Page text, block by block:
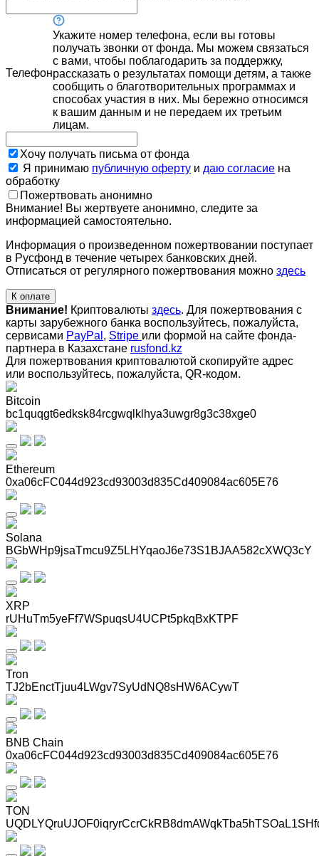
Телефон
Укажите номер телефона, если вы готовы
получать звонки от фонда. Мы можем связаться
с вами, чтобы поблагодарить за поддержку,
рассказать о результатах помощи детям, а также
сообщить о благотворительных программах и
способах участия в них. Мы бережно относимся
к вашим данным и не передаем их третьим
лицам.
Хочу получать письма от фонда
Я принимаю публичную оферту и даю согласие на
обработку
Пожертвовать анонимно
Внимание! Вы жертвуете анонимно, следите за
информацией самостоятельно.
Информация о произведенном пожертвовании поступает
в Русфонд в течение четырех банковских дней.
Отписаться от регулярного пожертвования можно здесь
К оплате
Внимание! Криптовалюты здесь. Для пожертвования с
карты зарубежного банка воспользуйтесь, пожалуйста,
сервисами PayPal , Stripe или формой на сайте фонда-
партнера в Казахстане rusfond.kz
Для пожертвования криптовалютой скопируйте адрес
или воспользуйтесь, пожалуйста, QR-кодом.
Bitcoin
bc1quqgt6edksk84rcgwqlklhya3uwgr8g3c38xge0
Ethereum
0xa06cFC044d923cd93003d835Cd409084ac605E76
Solana
BGbWHp9jsaTmcu9Z5LHYqaoJ6e73S1BJAA582cXWQ3cY
XRP
rUHuTm5yeFf7WSpuqsU4UCPt5pkqBxKTPF
Tron
TJ2bEnctTjuu4LWgv7SyUdNQ8sHW6ACywT
BNB Chain
0xa06cFC044d923cd93003d835Cd409084ac605E76
TON